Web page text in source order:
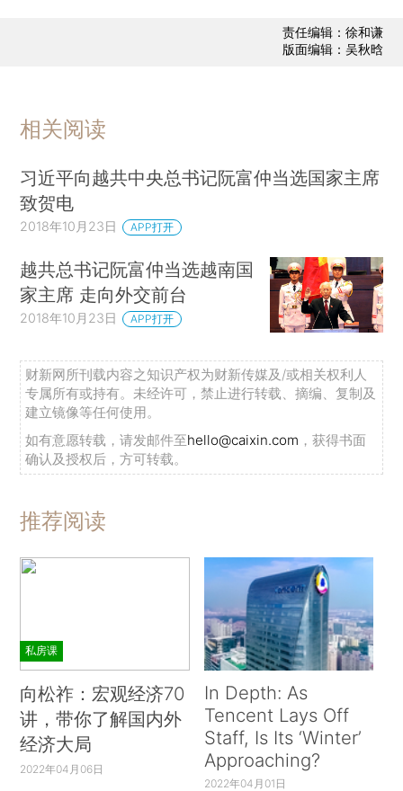
责任编辑：徐和谦
版面编辑：吴秋晗
相关阅读
习近平向越共中央总书记阮富仲当选国家主席
致贺电
2018年10月23日 APP打开
越共总书记阮富仲当选越南国
家主席 走向外交前台
2018年10月23日 APP打开
财新网所刊载内容之知识产权为财新传媒及/或相关权利人
专属所有或持有。未经许可，禁止进行转载、摘编、复制及
建立镜像等任何使用。
如有意愿转载，请发邮件至hello@caixin.com ，获得书面
确认及授权后，方可转载。
推荐阅读
私房课
向松祚：宏观经济70
讲，带你了解国内外
经济大局
2022年04月06日
In Depth: As
Tencent Lays Off
Staff, Is Its ‘Winter’
Approaching?
2022年04月01日